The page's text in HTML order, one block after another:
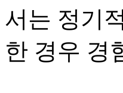
서는 정기
한 경우 경